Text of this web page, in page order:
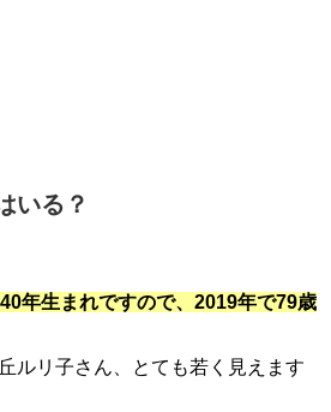
いる？
年生まれですので、2019年で79歳
ルリ子さん、とても若く見えます